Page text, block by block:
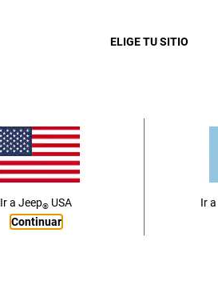
Close
ELIGE TU SITIO
Ir a Jeep® USA
Continuar
Ir a